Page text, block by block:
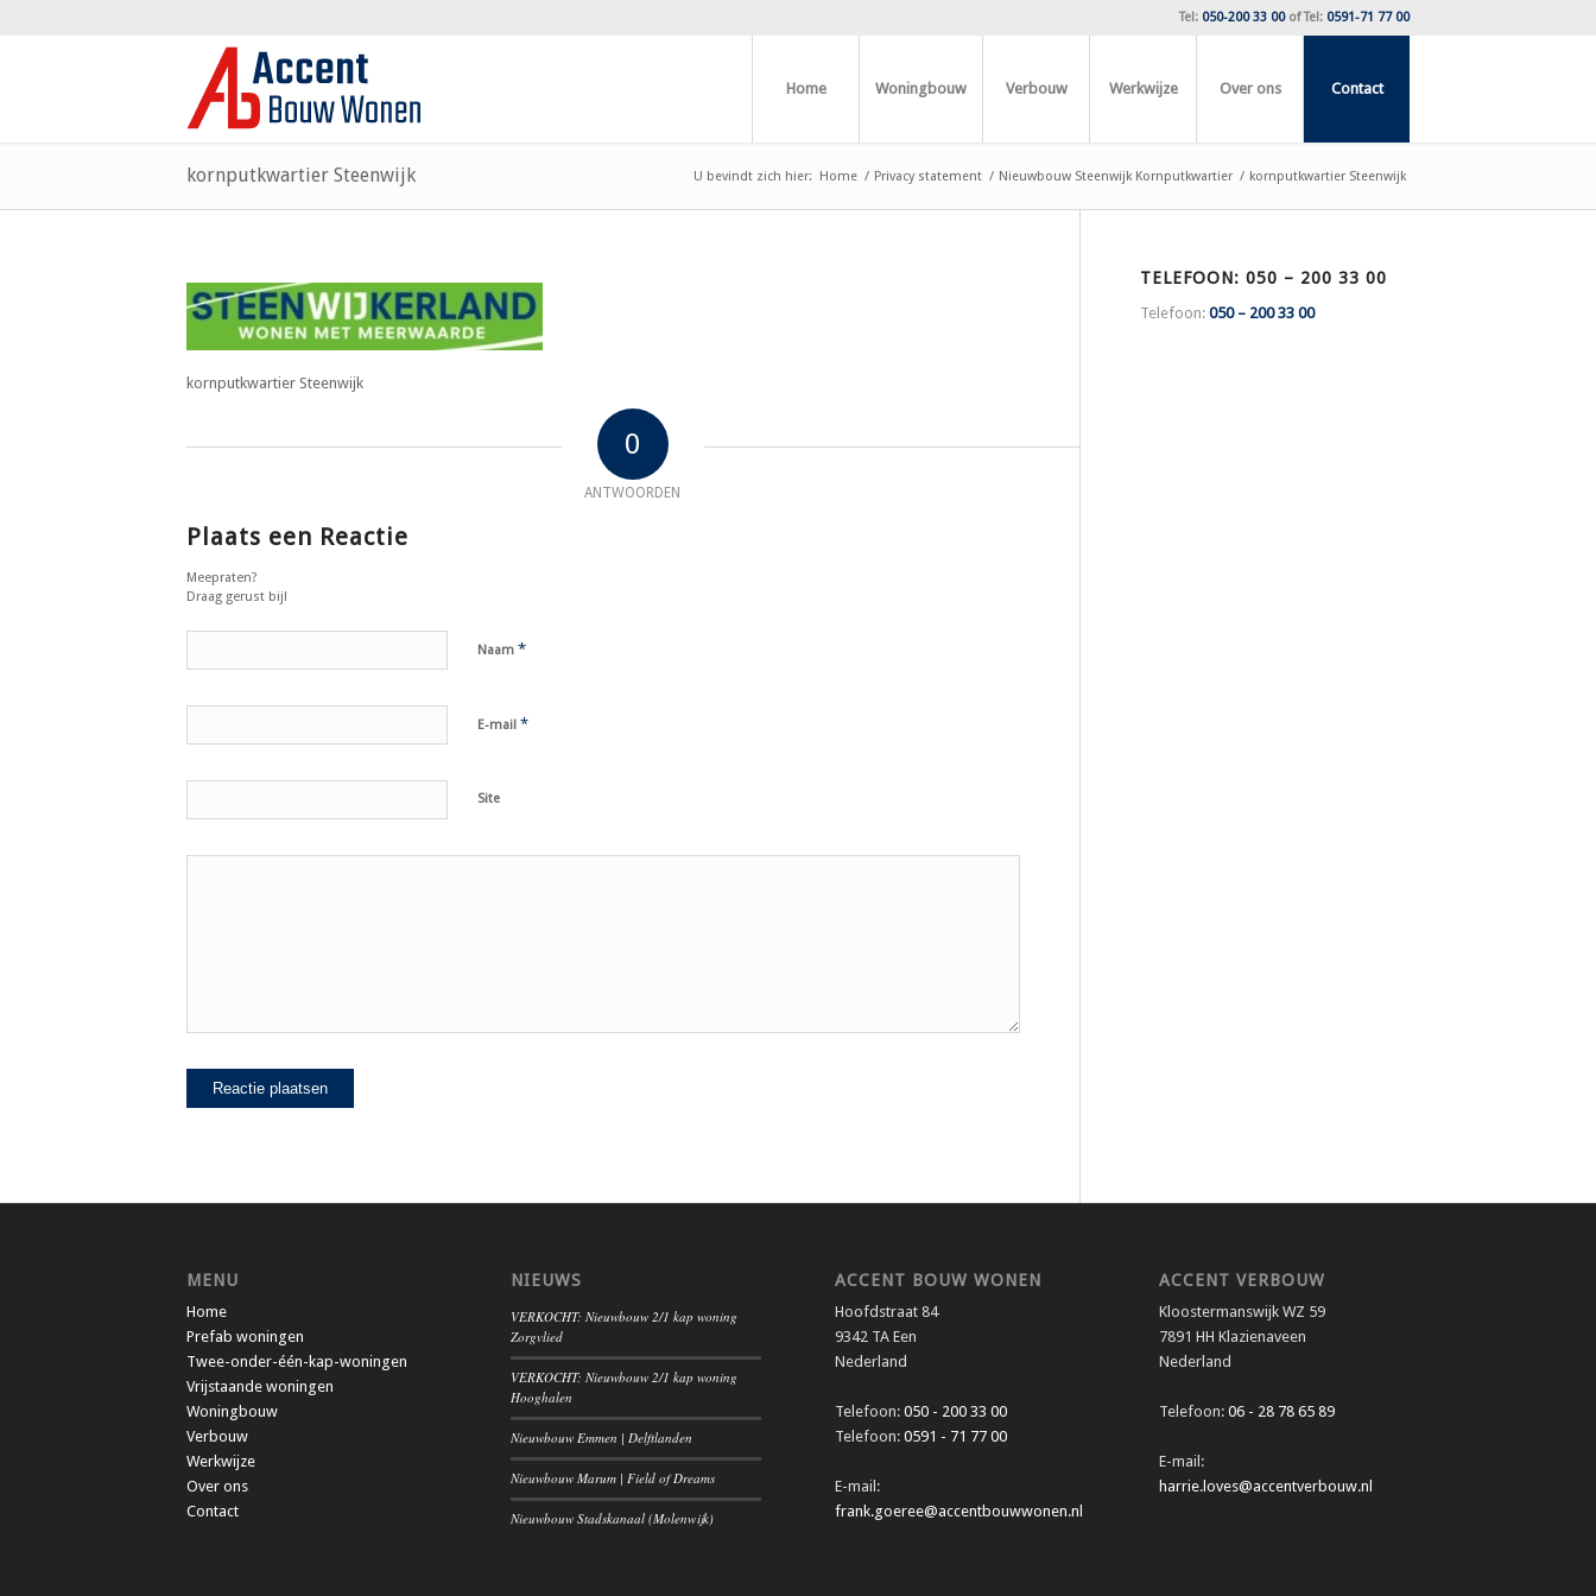
Tel: 050-200 33 00ofTel: 0591-71 77 00
Home Woningbouw Verbouw Werkwijze Over ons Contact
kornputkwartier Steenwijk U bevindt zich hier: Home / Privacy statement / Nieuwbouw Steenwijk Kornputkwartier / kornputkwartier Steenwijk
kornputkwartier Steenwijk
0
ANTWOORDEN
Plaats een Reactie
Meepraten?
Draag gerust bij!
Naam *
E-mail *
Site
TELEFOON: 050 – 200 33 00
Telefoon:050 – 200 33 00
MENU
Home
Prefab woningen
Twee-onder-één-kap-woningen
Vrijstaande woningen
Woningbouw
Verbouw
Werkwijze
Over ons
Contact
NIEUWS
VERKOCHT: Nieuwbouw 2/1 kap woning
Zorgvlied
VERKOCHT: Nieuwbouw 2/1 kap woning
Hooghalen
Nieuwbouw Emmen | Delftlanden
Nieuwbouw Marum | Field of Dreams
Nieuwbouw Stadskanaal (Molenwijk)
ACCENT BOUW WONEN
Hoofdstraat 84
9342 TA Een
Nederland
Telefoon: 050 - 200 33 00
Telefoon: 0591 - 71 77 00
E-mail:
frank.goeree@accentbouwwonen.nl
ACCENT VERBOUW
Kloostermanswijk WZ 59
7891 HH Klazienaveen
Nederland
Telefoon:06 - 28 78 65 89
E-mail:
harrie.loves@accentverbouw.nl